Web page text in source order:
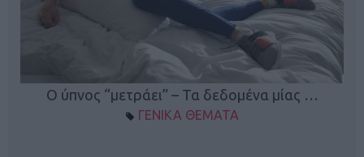
Ο ύπνος “μετράει” – Τα δεδομένα μίας …
ΓΕΝΙΚΑ ΘΕΜΑΤΑ